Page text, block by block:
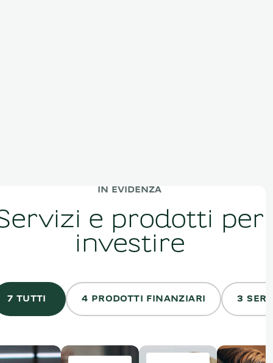
IN EVIDENZA
e prodotti per
investire
7 TUTTI 4 PRODOTTI FINANZIARI 3